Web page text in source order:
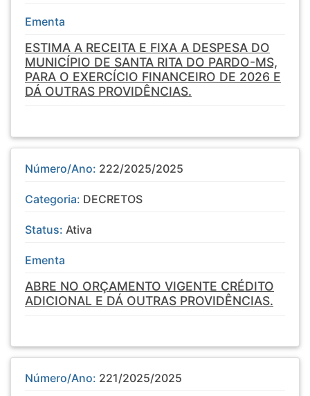
Ementa
ESTIMA A RECEITA E FIXA A DESPESA DO
MUNICÍPIO DE SANTA RITA DO PARDO-MS,
PARA O EXERCÍCIO FINANCEIRO DE 2026 E
DÁ OUTRAS PROVIDÊNCIAS.
Número/Ano: 222/2025/2025
Categoria: DECRETOS
Status: Ativa
Ementa
ABRE NO ORÇAMENTO VIGENTE CRÉDITO
ADICIONAL E DÁ OUTRAS PROVIDÊNCIAS.
Número/Ano: 221/2025/2025